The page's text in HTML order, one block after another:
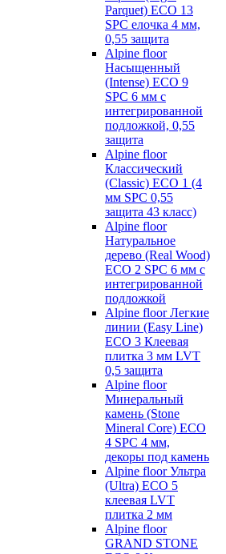
Parquet) ECO 13
SPC елочка 4 мм,
0,55 защита
Alpine floor
Насыщенный
(Intense) ECO 9
SPC 6 мм с
интегрированной
подложкой, 0,55
защита
Alpine floor
Классический
(Classic) ECO 1 (4
мм SPC 0,55
защита 43 класс)
Alpine floor
Натуральное
дерево (Real Wood)
ECO 2 SPC 6 мм с
интегрированной
подложкой
Alpine floor Легкие
линии (Easy Line)
ECO 3 Клеевая
плитка 3 мм LVT
0,5 защита
Alpine floor
Минеральный
камень (Stone
Mineral Core) ECO
4 SPC 4 мм,
декоры под камень
Alpine floor Ультра
(Ultra) ECO 5
клеевая LVT
плитка 2 мм
Alpine floor
GRAND STONE